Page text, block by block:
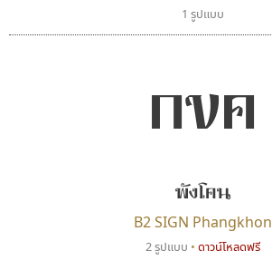
1 รูปแบบ
กขค
พังโคน
B2 SIGN Phangkhon
2 รูปแบบ • ดาวน์โหลดฟรี